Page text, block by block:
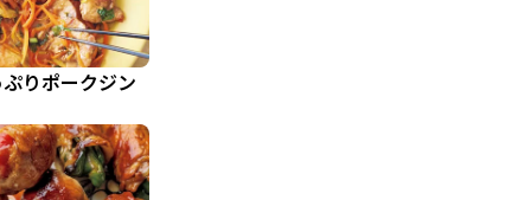
りポークジン